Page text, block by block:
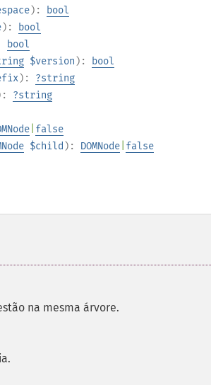
):
bool
):
bool
bool
$version ):
bool
): ?string
?string
false
$child ): DOMNode false
na mesma árvore.